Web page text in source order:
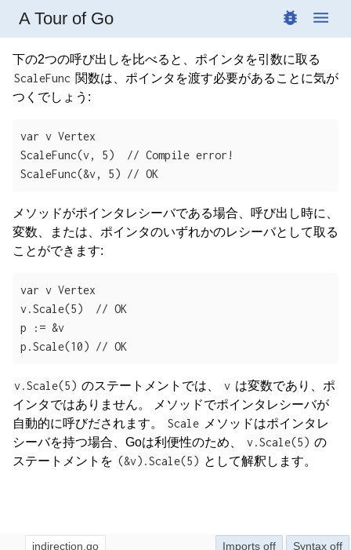
A Tour of Go
Methods and pointer indirection
下の2つの呼び出しを比べると、ポインタを引数に取る
ScaleFunc 関数は、ポインタを渡す必要があることに気が
つくでしょう:
var v Vertex
ScaleFunc(v, 5)  // Compile error!
ScaleFunc(&v, 5) // OK
メソッドがポインタレシーバである場合、呼び出し時に、
変数、または、ポインタのいずれかのレシーバとして取る
ことができます:
var v Vertex
v.Scale(5)  // OK
p := &v
p.Scale(10) // OK
v.Scale(5) のステートメントでは、 v は変数であり、ポ
インタではありません。 メソッドでポインタレシーバが
自動的に呼びだされます。
Scale メソッドはポインタレ
シーバを持つ場合、Goは利便性のため、
v.Scale(5) の
ステートメントを (&v).Scale(5) として解釈します。
indirection.go Syntax
Imports